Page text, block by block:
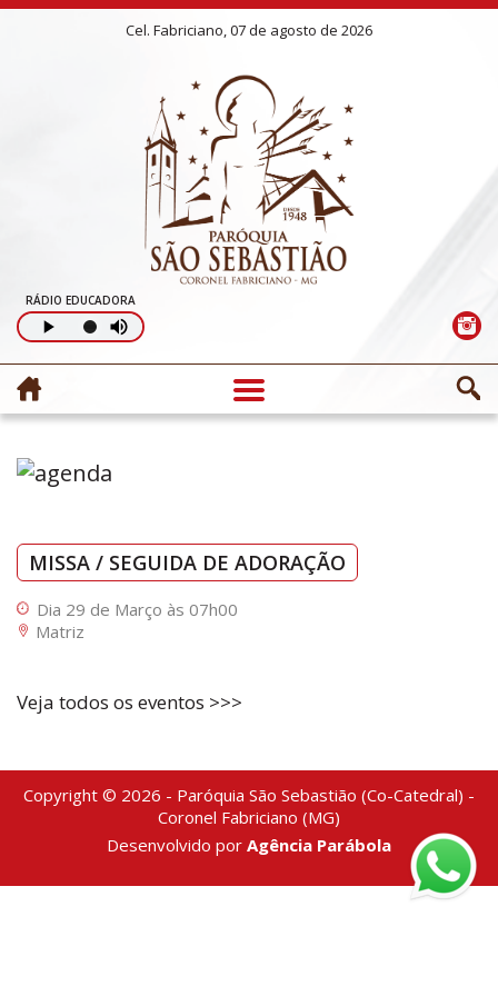
Cel. Fabriciano, 07 de agosto de 2026
RÁDIO EDUCADORA
MISSA / SEGUIDA DE ADORAÇÃO
Dia 29 de Março às 07h00
Matriz
Veja todos os eventos >>>
Copyright © 2026 - Paróquia São Sebastião (Co-Catedral) -
Coronel Fabriciano (MG)
Desenvolvido por Agência Parábola